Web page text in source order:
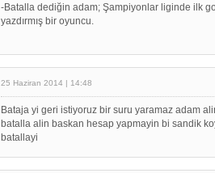
-Batalla dediğin adam; Şampiyonlar liginde ilk
yazdırmış bir oyuncu.
25 Haziran 2014 | 14:48
Bataja yi geri istiyoruz bir suru yaramaz adam
batalla alin baskan hesap yapmayin bi sandik
batallayi